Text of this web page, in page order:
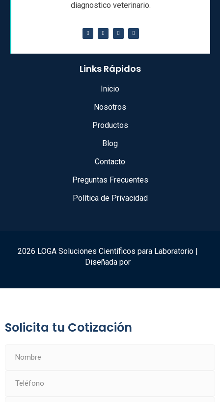
diagnostico veterinario.
Links Rápidos
Inicio
Nosotros
Productos
Blog
Contacto
Preguntas Frecuentes
Política de Privacidad
2026 LOGA Soluciones Científicos para Laboratorio |
Diseñada por
Solicita tu Cotización